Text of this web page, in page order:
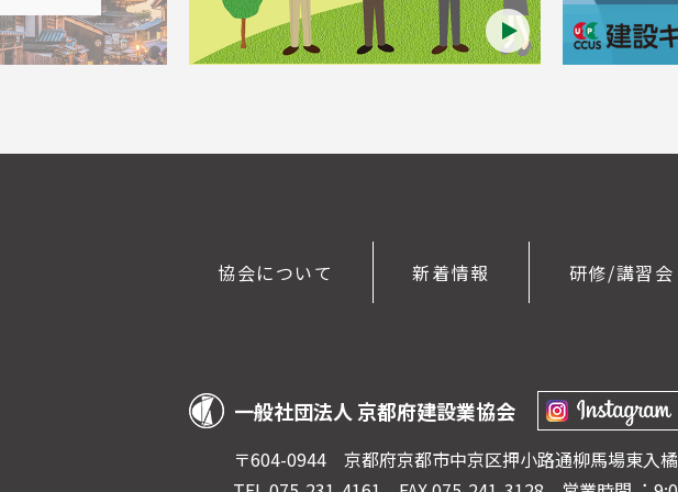
協会について 新着情報 研修/講習会
一般社団法人 京都府建設業協会
〒604-0944 京都府京都市中京区押⼩路通柳⾺場東⼊